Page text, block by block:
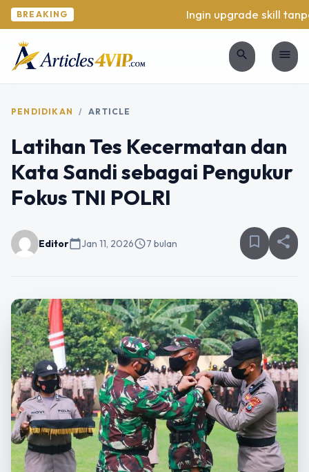
BREAKING Ingin upgrade skill
search menu
PENDIDIKAN / ARTICLE
Latihan Tes Kecermatan dan
Kata Sandi sebagai Pengukur
Fokus TNI POLRI
Editorcalendar_todayJan 11, 2026schedule7 bulan bookmark_border share